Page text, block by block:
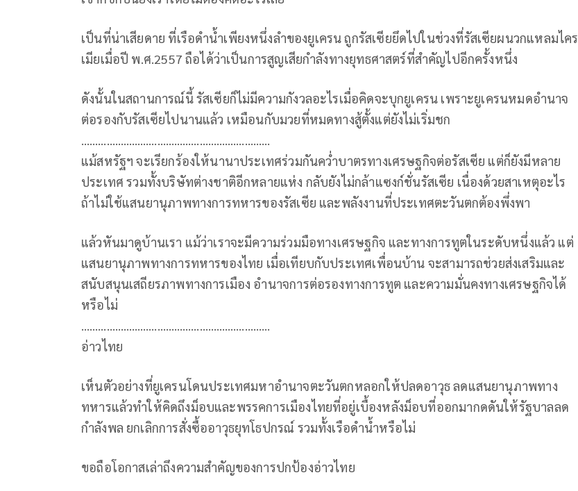
เป็นที่น่าเสียดาย ที่เรือดำน้ำเพียงหนึ่งลำของยูเครน ถูกรัสเซียยึดไปในช่วงที่รัสเซียผนวกแหลมไคร
เมียเมื่อปี พ.ศ.2557 ถือได้ว่าเป็นการสูญเสียกำลังทางยุทธศาสตร์ที่สำคัญไปอีกครั้งหนึ่ง
ดังนั้นในสถานการณ์นี้ รัสเซียก็ไม่มีความกังวลอะไรเมื่อคิดจะบุกยูเครน เพราะยูเครนหมดอำนาจ
ต่อรองกับรัสเซียไปนานแล้ว เหมือนกับมวยที่หมดทางสู้ตั้งแต่ยังไม่เริ่มชก
……………………………………………….…………
แม้สหรัฐฯ จะเรียกร้องให้นานาประเทศร่วมกันคว่ำบาตรทางเศรษฐกิจต่อรัสเซีย แต่ก็ยังมีหลาย
ประเทศ รวมทั้งบริษัทต่างชาติอีกหลายแห่ง กลับยังไม่กล้าแซงก์ชั่นรัสเซีย เนื่องด้วยสาเหตุอะไร
ถ้าไม่ใช้แสนยานุภาพทางการทหารของรัสเซีย และพลังงานที่ประเทศตะวันตกต้องพึ่งพา
แล้วหันมาดูบ้านเรา แม้ว่าเราจะมีความร่วมมือทางเศรษฐกิจ และทางการทูตในระดับหนึ่งแล้ว แต่
แสนยานุภาพทางการทหารของไทย เมื่อเทียบกับประเทศเพื่อนบ้าน จะสามารถช่วยส่งเสริมและ
สนับสนุนเสถียรภาพทางการเมือง อำนาจการต่อรองทางการทูต และความมั่นคงทางเศรษฐกิจได้
หรือไม่
……………………………………………….…………
อ่าวไทย
เห็นตัวอย่างที่ยูเครนโดนประเทศมหาอำนาจตะวันตกหลอกให้ปลดอาวุธ ลดแสนยานุภาพทาง
ทหารแล้วทำให้คิดถึงม็อบและพรรคการเมืองไทยที่อยู่เบื้องหลังม็อบที่ออกมากดดันให้รัฐบาลลด
กำลังพล ยกเลิกการสั่งซื้ออาวุธยุทโธปกรณ์ รวมทั้งเรือดำน้ำหรือไม่
ขอถือโอกาสเล่าถึงความสำคัญของการปกป้องอ่าวไทย